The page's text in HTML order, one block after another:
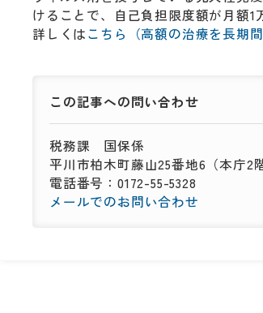
けることで、自己負担限度額が月額
詳しくはこちら（高額の治療を長期間
この記事への問い合わせ
税務課 国保係
平川市柏木町藤山25番地6（本庁2階
電話番号：0172-55-5328
メールでのお問い合わせ